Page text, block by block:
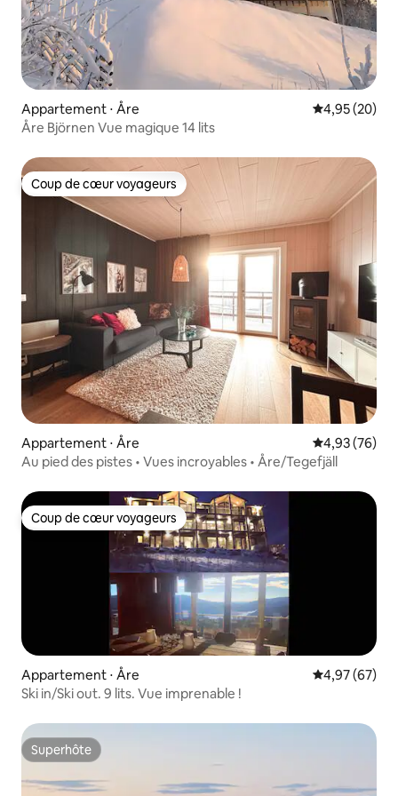
Appartement ⋅ Åre Évaluation
4,95 (20)
Åre Björnen Vue magique 14 lits
Coup de cœur voyageurs
Coup de cœur voyageurs
Appartement ⋅ Åre Évaluation
4,93 (76)
Au pied des pistes • Vues incroyables • Åre/Tegefjäll
Coup de cœur voyageurs
Coup de cœur voyageurs
Appartement ⋅ Åre Évaluation
4,97 (67)
Ski in/Ski out. 9 lits. Vue imprenable !
Superhôte
Superhôte